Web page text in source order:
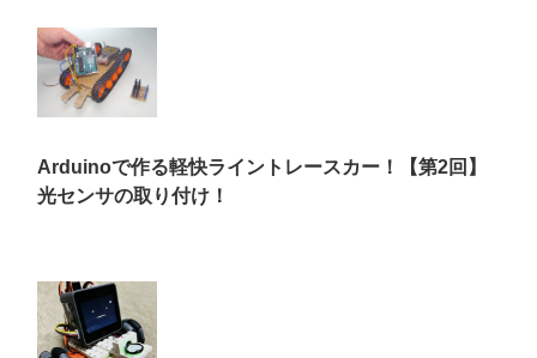
Arduinoで作る軽快ライントレースカー！【第2回】
光センサの取り付け！